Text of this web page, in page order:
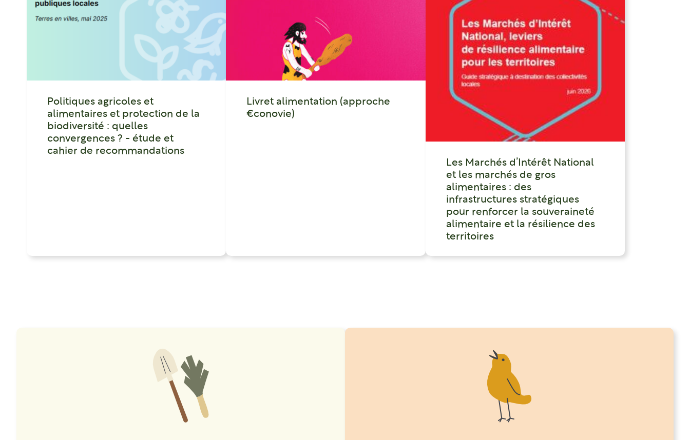
Politiques agricoles et
alimentaires et protection de la
biodiversité : quelles
convergences ? - étude et
cahier de recommandations
Livret alimentation (approche
€conovie)
Les Marchés d’Intérêt National
et les marchés de gros
alimentaires : des
infrastructures stratégiques
pour renforcer la souveraineté
alimentaire et la résilience des
territoires